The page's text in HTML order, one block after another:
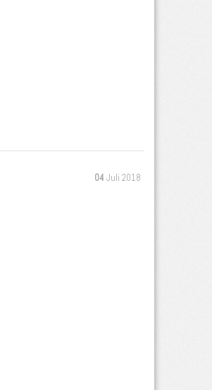
04 Juli 2018